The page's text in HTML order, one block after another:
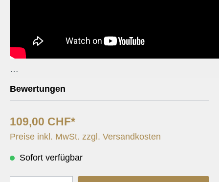
Bewertungen
109,00 CHF*
Preise inkl. MwSt. zzgl. Versandkosten
Sofort verfügbar